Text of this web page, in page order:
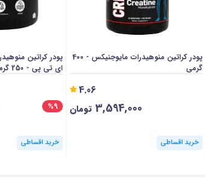
پودر کراتین منوهیدرات مایوجنیکس - 400
گرمی
4.06
3,594,000 تومان
خرید اقساطی
ای تی پی - 250 گرمی
%9
خرید اقساطی